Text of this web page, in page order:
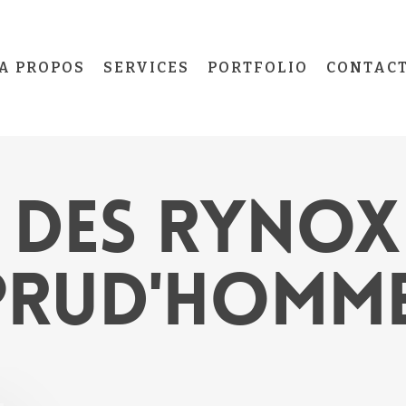
PROPOS SERVICES PORTFOLIO CONTACT